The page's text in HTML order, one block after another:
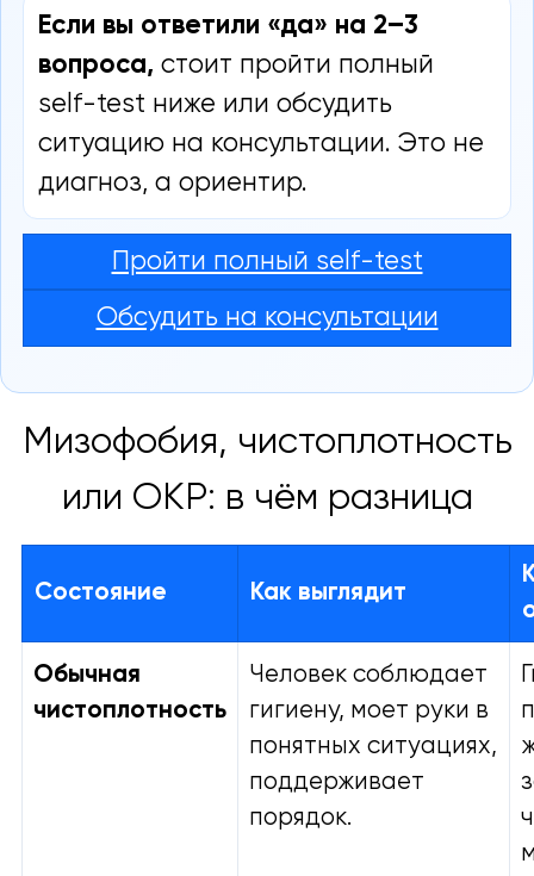
Если вы ответили «да» на 2–3
вопроса, стоит пройти полный
self-test ниже или обсудить
ситуацию на консультации. Это не
диагноз, а ориентир.
Пройти полный self-test
Обсудить на консультации
Мизофобия, чистоплотность
или ОКР: в чём разница
Состояние Как выглядит
Обычная
чистоплотность
Человек соблюдает
гигиену, моет руки в
понятных ситуациях,
поддерживает
порядок.